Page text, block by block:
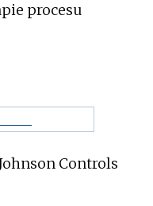
procesu
Controls